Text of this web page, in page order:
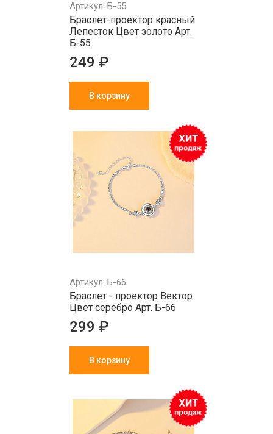
Артикул: Б-55
Браслет-проектор красный
Лепесток Цвет золото Арт.
Б-55
249 ₽
В корзину
Артикул: Б-66
Браслет - проектор Вектор
Цвет серебро Арт. Б-66
299 ₽
В корзину